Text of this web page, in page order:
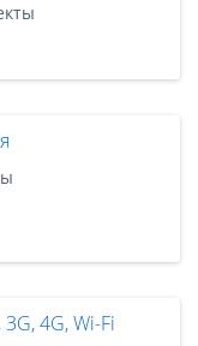
4G, Wi-Fi